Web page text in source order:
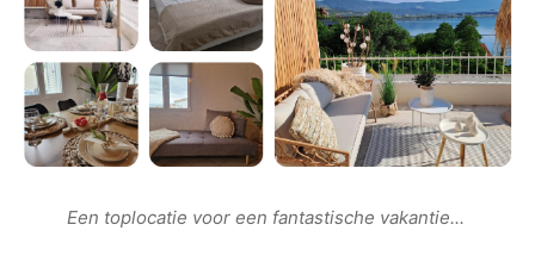
Een toplocatie voor een fantastische vakantie...